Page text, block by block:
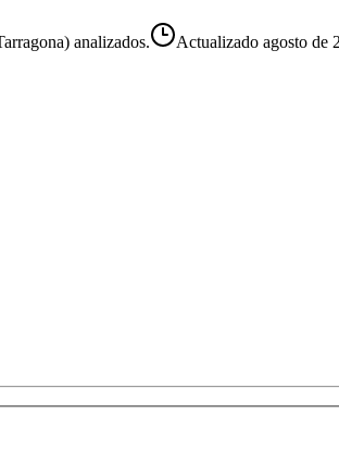
analizados. Actualizado agosto de